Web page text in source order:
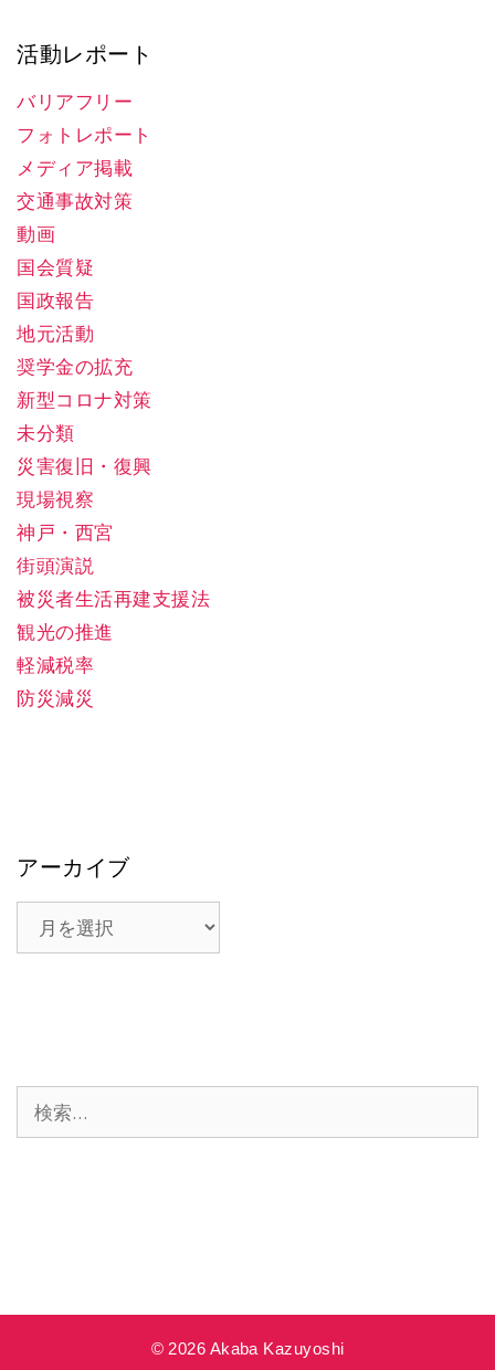
活動レポート
バリアフリー
フォトレポート
メディア掲載
交通事故対策
動画
国会質疑
国政報告
地元活動
奨学金の拡充
新型コロナ対策
未分類
災害復旧・復興
現場視察
神戸・西宮
街頭演説
被災者生活再建支援法
観光の推進
軽減税率
防災減災
アーカイブ
索:
© 2026 Akaba Kazuyoshi